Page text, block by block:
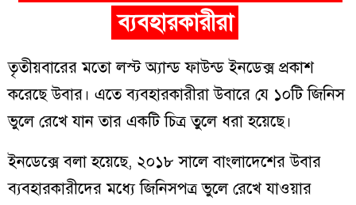
ব্যবহারকারীরা
তৃতীয়বারের মতো লস্ট অ্যান্ড ফাউন্ড ইনডেক্স প্রকাশ
করেছে উবার। এতে ব্যবহারকারীরা উবারে যে ১০টি জিনিস
ভুলে রেখে যান তার একটি চিত্র তুলে ধরা হয়েছে।
ইনডেক্সে বলা হয়েছে, ২০১৮ সালে বাংলাদেশের উবার
ব্যবহারকারীদের মধ্যে জিনিসপত্র ভুলে রেখে যাওয়ার